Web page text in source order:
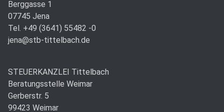
Berggasse 1
07745 Jena
Tel. +49 (3641) 55482 -0
jena@stb-tittelbach.de
STEUERKANZLEI Tittelbach
Beratungsstelle Weimar
Gerberstr. 5
99423 Weimar